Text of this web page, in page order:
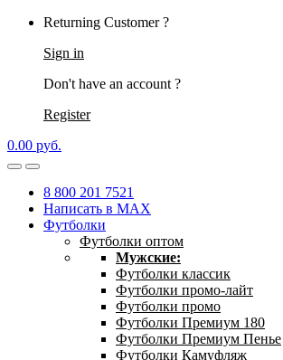
Returning Customer ?
Sign in
Don't have an account ?
Register
0.00 руб.
8 800 201 7521
Написать в MAX
Футболки
Футболки оптом
Мужские:
Футболки классик
Футболки промо-лайт
Футболки промо
Футболки Премиум 180
Футболки Премиум Пенье
Футболки Камуфляж